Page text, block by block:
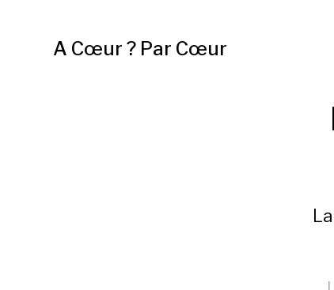
A Cœur ? Par Cœur